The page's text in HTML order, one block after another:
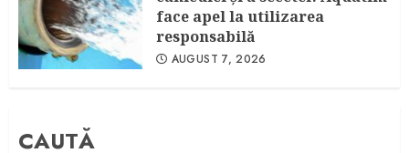
face apel la utilizarea
responsabilă
AUGUST 7, 2026
CAUTĂ